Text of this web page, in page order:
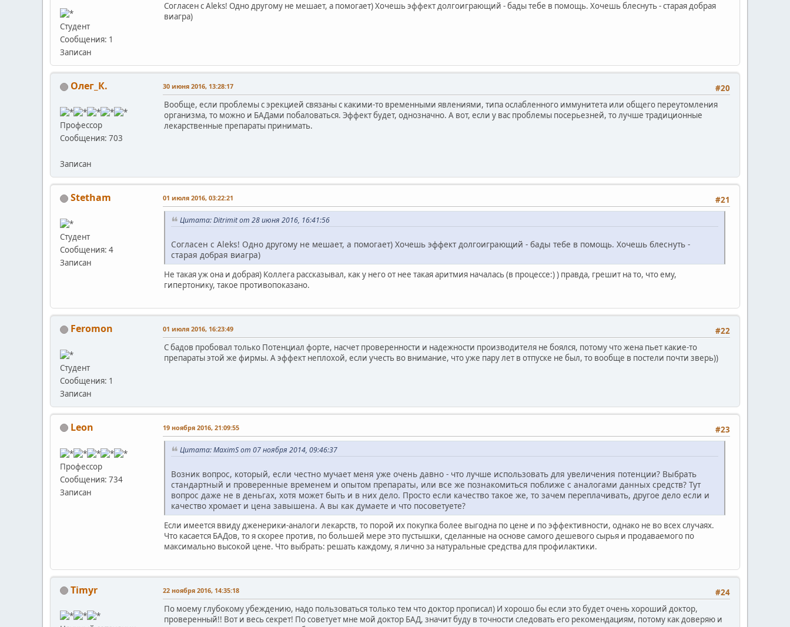
Студент
Сообщения: 1
Записан
Согласен с Aleks! Одно другому не мешает, а помогает) Хочешь эффект долгоиграющий - бады тебе в помощь. Хочешь блеснуть - старая добрая
виагра)
Олег_К.
Профессор
Сообщения: 703
Записан
#20
30 июня 2016, 13:28:17
Вообще, если проблемы с эрекцией связаны с какими-то временными явлениями, типа ослабленного иммунитета или общего переутомления
организма, то можно и БАДами побаловаться. Эффект будет, однозначно. А вот, если у вас проблемы посерьезней, то лучше традиционные
лекарственные препараты принимать.
Stetham
Студент
Сообщения: 4
Записан
#21
01 июля 2016, 03:22:21
Цитата: Ditrimit от 28 июня 2016, 16:41:56
Согласен с Aleks! Одно другому не мешает, а помогает) Хочешь эффект долгоиграющий - бады тебе в помощь. Хочешь блеснуть -
старая добрая виагра)
Не такая уж она и добрая) Коллега рассказывал, как у него от нее такая аритмия началась (в процессе:) ) правда, грешит на то, что ему,
гипертонику, такое противопоказано.
Feromon
Студент
Сообщения: 1
Записан
#22
01 июля 2016, 16:23:49
С бадов пробовал только Потенциал форте, насчет проверенности и надежности производителя не боялся, потому что жена пьет какие-то
препараты этой же фирмы. А эффект неплохой, если учесть во внимание, что уже пару лет в отпуске не был, то вообще в постели почти зверь))
Leon
Профессор
Сообщения: 734
Записан
#23
19 ноября 2016, 21:09:55
Цитата: MaximS от 07 ноября 2014, 09:46:37
Возник вопрос, который, если честно мучает меня уже очень давно - что лучше использовать для увеличения потенции? Выбрать
стандартный и проверенные временем и опытом препараты, или все же познакомиться поближе с аналогами данных средств? Тут
вопрос даже не в деньгах, хотя может быть и в них дело. Просто если качество такое же, то зачем переплачивать, другое дело если и
качество хромает и цена завышена. А вы как думаете и что посоветуете?
Если имеется ввиду дженерики-аналоги лекарств, то порой их покупка более выгодна по цене и по эффективности, однако не во всех случаях.
Что касается БАДов, то я скорее против, по большей мере это пустышки, сделанные на основе самого дешевого сырья и продаваемого по
максимально высокой цене. Что выбрать: решать каждому, я лично за натуральные средства для профилактики.
Timyr #24
22 ноября 2016, 14:35:18
По моему глубокому убеждению, надо пользоваться только тем что доктор прописал) И хорошо бы если это будет очень хороший доктор,
проверенный!! Вот и весь секрет! По советует мне мой доктор БАД, значит буду в точности следовать его рекомендациям, потому как доверяю и